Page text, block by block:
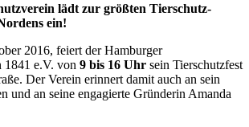
lädt zur größten Tierschutz-
ein!
2016, feiert der Hamburger
1841 e.V. von 9 bis 16 Uhr sein Tierschutzfest
Der Verein erinnert damit auch an sein
und an seine engagierte Gründerin Amanda